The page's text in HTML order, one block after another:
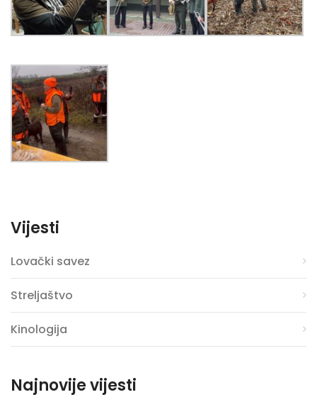
Vijesti
Lovački savez
Streljaštvo
Kinologija
Najnovije vijesti